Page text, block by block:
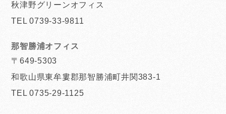
秋津野グリーンオフィス
TEL 0739-33-9811
那智勝浦オフィス
〒649-5303
和歌山県東牟婁郡那智勝浦町井関383-1
TEL 0735-29-1125